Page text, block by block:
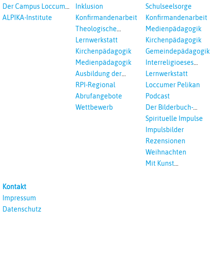
Der Campus Loccum
und Loccumer
ALPIKA-Institute
Inklusion
Konfirmandenarbeit
Theologische
Fortbildungen,
Interreligöses Lernen
Lernwerkstatt
Kirchenpädagogik
Medienpädagogik
Ausbildung der
Vikar*innen
RPI-Regional
Abrufangebote
Wettbewerb
Schulseelsorge
Konfirmandenarbeit
Medienpädagogik
Kirchenpädagogik
Gemeindepädagogik
Interreligioeses
Lernen
Lernwerkstatt
Loccumer Pelikan
Podcast
Der Bilderbuch-
Podcast
Spirituelle Impulse
Impulsbilder
Rezensionen
Weihnachten
Mit Kunst
Kontakt
Impressum
Datenschutz